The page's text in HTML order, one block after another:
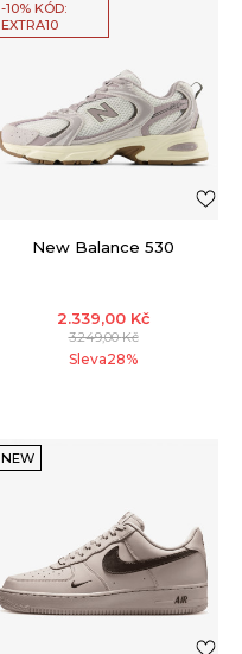
-10% KÓD:
EXTRA10
New Balance 530
2.339,00 Kč
3.249,00Kč
Sleva28%
NEW